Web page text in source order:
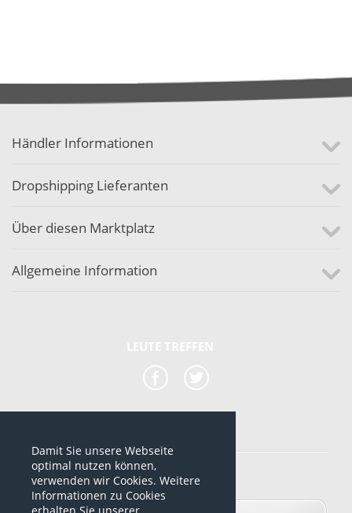
Händler Informationen
Dropshipping Lieferanten
Über diesen Marktplatz
Allgemeine Information
*alle Preise sind netto Preise
© 2012-2026 www.dropshipping-marktplatz.de
Damit Sie unsere Webseite
optimal nutzen können,
verwenden wir Cookies. Weitere
Informationen zu Cookies